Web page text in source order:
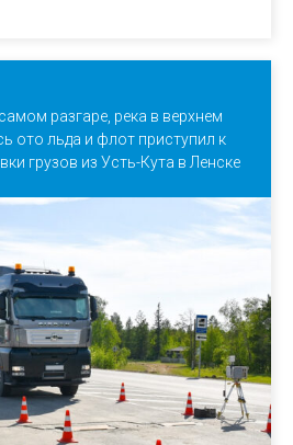
разгаре, река в верхнем
ото льда и флот приступил к
грузов из Усть-Кута в Ленске